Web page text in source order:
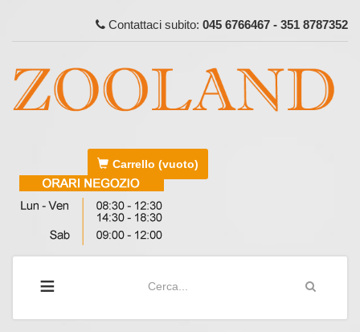
Contattaci subito: 045 6766467 - 351 8787352
Carrello (vuoto)
≡